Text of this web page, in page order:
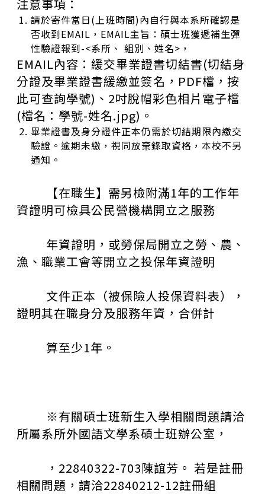
注意事項：
請於寄件當日(上班時間)內自行與本系所確認是
否收到EMAIL ， EMAIL主旨：碩士班獲遞補生彈
性驗證報到-<系所、 組別、姓名> ，
EMAIL內容：緩交畢業證書切結書(切結身
分證及畢業證書緩繳並簽名， PDF檔，按
此可查詢學號) 、 2吋脫帽彩色相片電子檔
(檔名：學號-姓名.jpg) 。
畢業證書及身分證件正本仍需於切結期限內繳交
驗證。逾期未繳，視同放棄錄取資格，本校不另
通知。
【在職生】需另檢附滿1年的工作年
資證明可檢具公民營機構開立之服務
年資證明，或勞保局開立之勞、農、
漁、職業工會等開立之投保年資證明
文件正本（被保險人投保資料表），
證明其在職身分及服務年資，合併計
算至少1年。
※有關碩士班新生入學相關問題請洽
所屬系所外國語文學系碩士班辦公室，
， 22840322-703陳誼芳。 若是註冊
相關問題，請洽22840212-12註冊組